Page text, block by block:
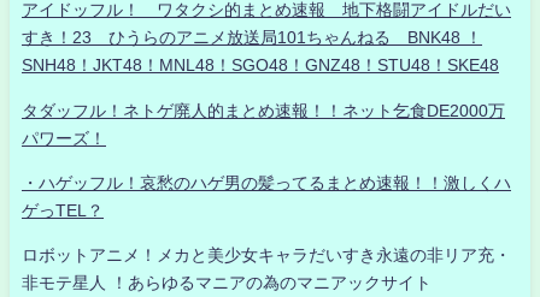
アイドッフル！ ワタクシ的まとめ速報 地下格闘アイドルだい
すき！23 ひうらのアニメ放送局101ちゃんねる BNK48 ！
SNH48！JKT48！MNL48！SGO48！GNZ48！STU48！SKE48
タダッフル！ネトゲ廃人的まとめ速報！！ネット乞食DE2000万
パワーズ！
・ハゲッフル！哀愁のハゲ男の髪ってるまとめ速報！！激しくハ
ゲっTEL？
ロボットアニメ！メカと美少女キャラだいすき永遠の非リア充・
非モテ星人 ！あらゆるマニアの為のマニアックサイト